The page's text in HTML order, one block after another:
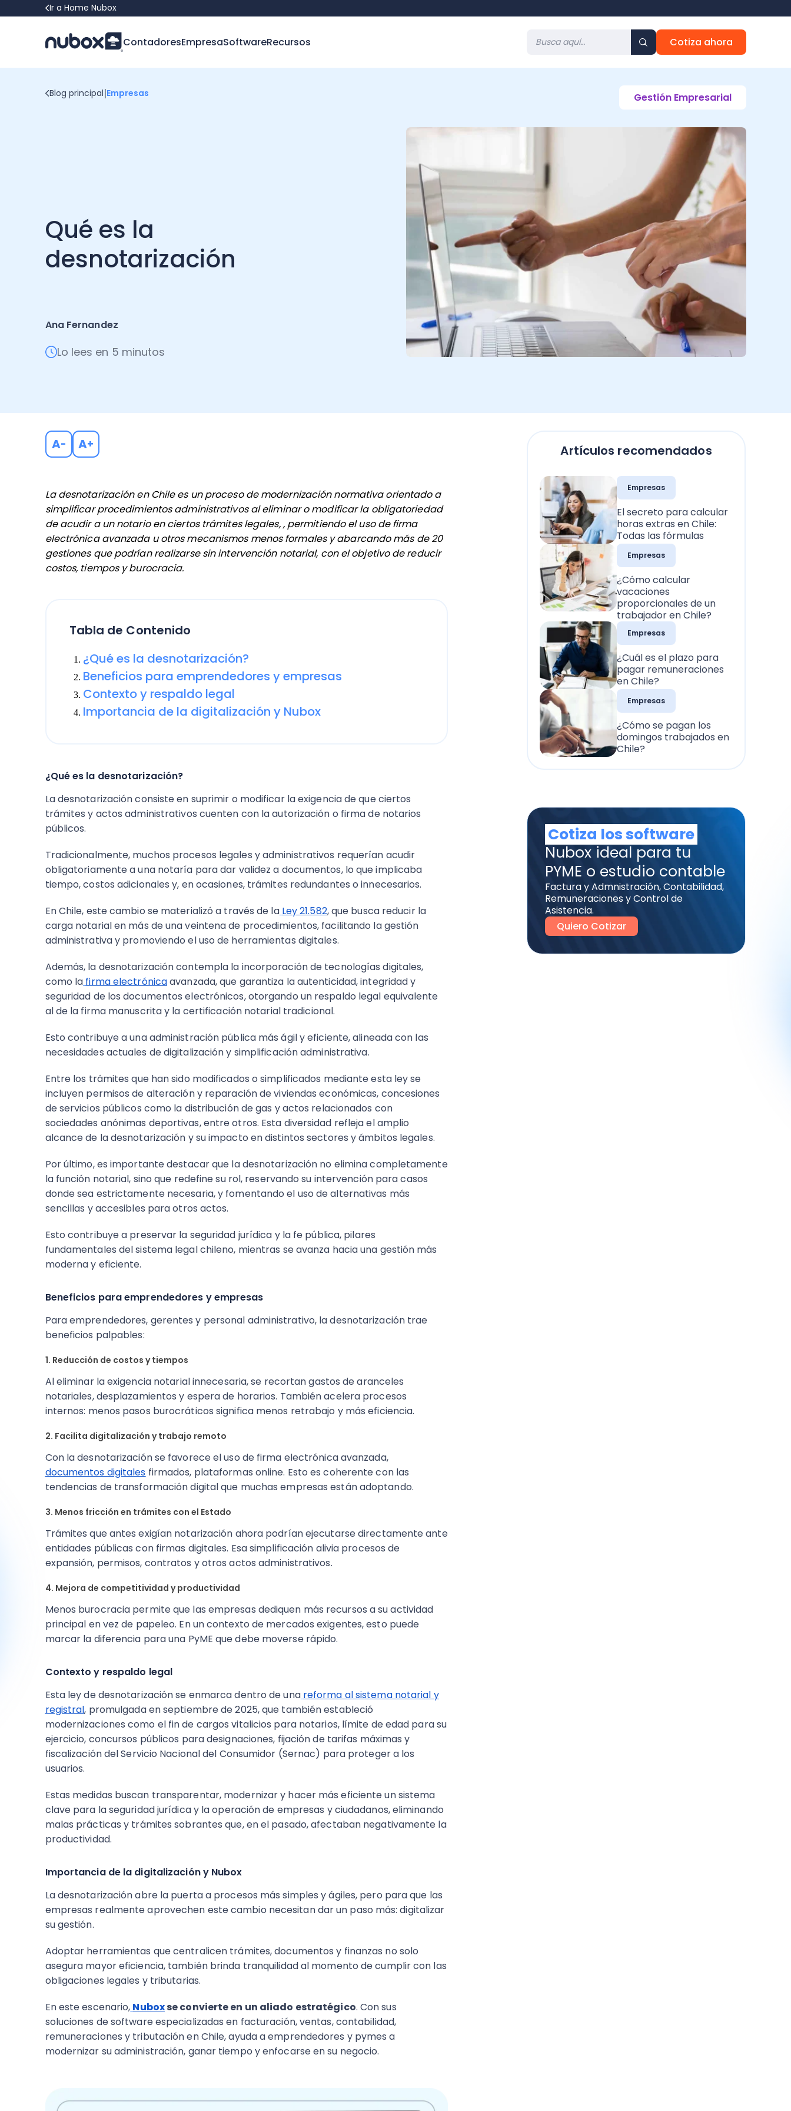
Ir a Home Nubox
ContadoresEmpresaSoftwareRecursos Cotiza ahora
Blog principal|Empresas
Qué es la
desnotarización
Ana Fernandez
Lo lees en 5 minutos
Gestión Empresarial
A- A+
La desnotarización en Chile es un proceso de modernización normativa orientado a
simplificar procedimientos administrativos al eliminar o modificar la obligatoriedad
de acudir a un notario en ciertos trámites legales, , permitiendo el uso de firma
electrónica avanzada u otros mecanismos menos formales y abarcando más de 20
gestiones que podrían realizarse sin intervención notarial, con el objetivo de reducir
costos, tiempos y burocracia.
Tabla de Contenido
¿Qué es la desnotarización?
Beneficios para emprendedores y empresas
Contexto y respaldo legal
Importancia de la digitalización y Nubox
¿Qué es la desnotarización?
La desnotarización consiste en suprimir o modificar la exigencia de que ciertos
trámites y actos administrativos cuenten con la autorización o firma de notarios
públicos.
Tradicionalmente, muchos procesos legales y administrativos requerían acudir
obligatoriamente a una notaría para dar validez a documentos, lo que implicaba
tiempo, costos adicionales y, en ocasiones, trámites redundantes o innecesarios.
En Chile, este cambio se materializó a través de la Ley 21.582, que busca reducir la
carga notarial en más de una veintena de procedimientos, facilitando la gestión
administrativa y promoviendo el uso de herramientas digitales.
Además, la desnotarización contempla la incorporación de tecnologías digitales,
como la firma electrónicaavanzada, que garantiza la autenticidad, integridad y
seguridad de los documentos electrónicos, otorgando un respaldo legal equivalente
al de la firma manuscrita y la certificación notarial tradicional.
Esto contribuye a una administración pública más ágil y eficiente, alineada con las
necesidades actuales de digitalización y simplificación administrativa.
Entre los trámites que han sido modificados o simplificados mediante esta ley se
incluyen permisos de alteración y reparación de viviendas económicas, concesiones
de servicios públicos como la distribución de gas y actos relacionados con
sociedades anónimas deportivas, entre otros. Esta diversidad refleja el amplio
alcance de la desnotarización y su impacto en distintos sectores y ámbitos legales.
Por último, es importante destacar que la desnotarización no elimina completamente
la función notarial, sino que redefine su rol, reservando su intervención para casos
donde sea estrictamente necesaria, y fomentando el uso de alternativas más
sencillas y accesibles para otros actos.
Esto contribuye a preservar la seguridad jurídica y la fe pública, pilares
fundamentales del sistema legal chileno, mientras se avanza hacia una gestión más
moderna y eficiente.
Beneficios para emprendedores y empresas
Para emprendedores, gerentes y personal administrativo, la desnotarización trae
beneficios palpables:
1. Reducción de costos y tiempos
Al eliminar la exigencia notarial innecesaria, se recortan gastos de aranceles
notariales, desplazamientos y espera de horarios. También acelera procesos
internos: menos pasos burocráticos significa menos retrabajo y más eficiencia.
2. Facilita digitalización y trabajo remoto
Con la desnotarización se favorece el uso de firma electrónica avanzada,
documentos digitales firmados, plataformas online. Esto es coherente con las
tendencias de transformación digital que muchas empresas están adoptando.
3. Menos fricción en trámites con el Estado
Trámites que antes exigían notarización ahora podrían ejecutarse directamente ante
entidades públicas con firmas digitales. Esa simplificación alivia procesos de
expansión, permisos, contratos y otros actos administrativos.
4. Mejora de competitividad y productividad
Menos burocracia permite que las empresas dediquen más recursos a su actividad
principal en vez de papeleo. En un contexto de mercados exigentes, esto puede
marcar la diferencia para una PyME que debe moverse rápido.
Contexto y respaldo legal
Esta ley de desnotarización se enmarca dentro de una reforma al sistema notarial y
registral, promulgada en septiembre de 2025, que también estableció
modernizaciones como el fin de cargos vitalicios para notarios, límite de edad para su
ejercicio, concursos públicos para designaciones, fijación de tarifas máximas y
fiscalización del Servicio Nacional del Consumidor (Sernac) para proteger a los
usuarios.
Estas medidas buscan transparentar, modernizar y hacer más eficiente un sistema
clave para la seguridad jurídica y la operación de empresas y ciudadanos, eliminando
malas prácticas y trámites sobrantes que, en el pasado, afectaban negativamente la
productividad.
Importancia de la digitalización y Nubox
La desnotarización abre la puerta a procesos más simples y ágiles, pero para que las
empresas realmente aprovechen este cambio necesitan dar un paso más: digitalizar
su gestión.
Adoptar herramientas que centralicen trámites, documentos y finanzas no solo
asegura mayor eficiencia, también brinda tranquilidad al momento de cumplir con las
obligaciones legales y tributarias.
En este escenario, Nuboxse convierte en un aliado estratégico. Con sus
soluciones de software especializadas en facturación, ventas, contabilidad,
remuneraciones y tributación en Chile, ayuda a emprendedores y pymes a
modernizar su administración, ganar tiempo y enfocarse en su negocio.
Artículos recomendados
Empresas
El secreto para calcular
horas extras en Chile:
Todas las fórmulas
Empresas
¿Cómo calcular
vacaciones
proporcionales de un
trabajador en Chile?
Empresas
¿Cuál es el plazo para
pagar remuneraciones
en Chile?
Empresas
¿Cómo se pagan los
domingos trabajados en
Chile?
Cotiza los software
Nubox ideal para tu
PYME o estudio contable
Factura y Admnistración, Contabilidad,
Remuneraciones y Control de
Asistencia.
Quiero Cotizar